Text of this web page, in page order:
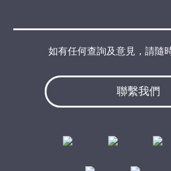
聯繫我們
如有任何查詢及意見，請隨